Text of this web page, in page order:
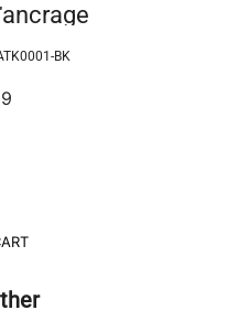
BK